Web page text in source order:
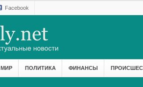
Facebook
МИР ПОЛИТИКА ФИНАНСЫ